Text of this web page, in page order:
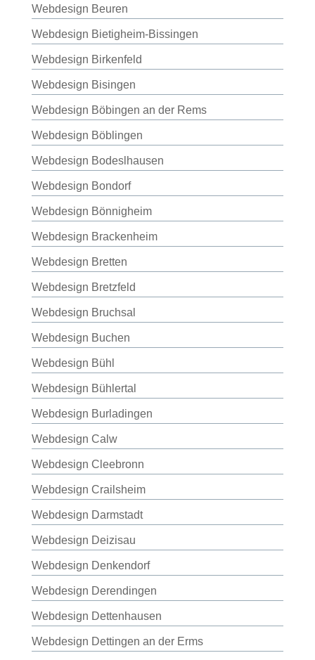
Webdesign Beuren
Webdesign Bietigheim-Bissingen
Webdesign Birkenfeld
Webdesign Bisingen
Webdesign Böbingen an der Rems
Webdesign Böblingen
Webdesign Bodeslhausen
Webdesign Bondorf
Webdesign Bönnigheim
Webdesign Brackenheim
Webdesign Bretten
Webdesign Bretzfeld
Webdesign Bruchsal
Webdesign Buchen
Webdesign Bühl
Webdesign Bühlertal
Webdesign Burladingen
Webdesign Calw
Webdesign Cleebronn
Webdesign Crailsheim
Webdesign Darmstadt
Webdesign Deizisau
Webdesign Denkendorf
Webdesign Derendingen
Webdesign Dettenhausen
Webdesign Dettingen an der Erms